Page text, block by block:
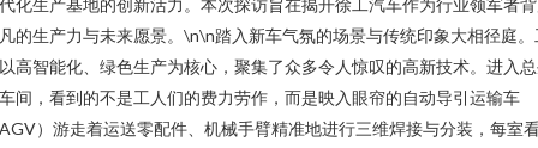
化生产基地的创新活力。本次探访旨在揭开徐工汽车作为行业领军者
的生产力与未来愿景。\n\n踏入新车气氛的场景与传统印象大相径庭。
高智能化、绿色生产为核心，聚集了众多令人惊叹的高新技术。进入
间，看到的不是工人们的费力劳作，而是映入眼帘的自动导引运输车
）游走着运送零配件、机械手臂精准地进行三维焊接与分装，每室